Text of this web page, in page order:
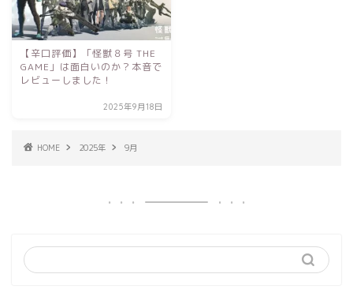
【辛口評価】「怪獣８号 THE
GAME」は面白いのか？本音で
レビューしました！
2025年9月18日
HOME 2025年 9月